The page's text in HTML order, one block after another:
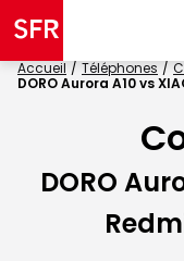
Accueil Téléphones
DORO Aurora A10 vs
DORO